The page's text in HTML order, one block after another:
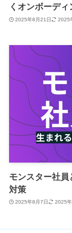
くオンボーデ
2025年8月21日 2025
モンスター社員
対策
2025年8月7日 2025